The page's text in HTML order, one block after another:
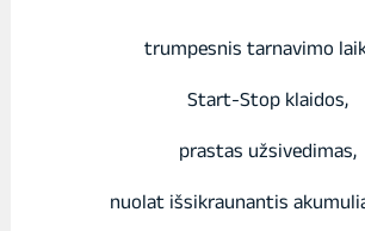
trumpesnis tarnavimo
Start-Stop klaidos,
prastas užsivedimas,
nuolat išsikraunantis